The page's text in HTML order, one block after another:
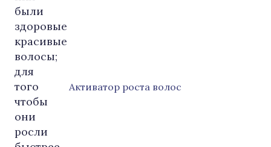
Активатор роста волос